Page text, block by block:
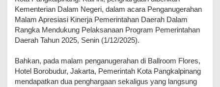
Kementerian Dalam Negeri, dalam acara Penganugerahan
Malam Apresiasi Kinerja Pemerintahan Daerah Dalam
Rangka Mendukung Pelaksanaan Program Pemerintahan
Daerah Tahun 2025, Senin (1/12/2025).
Bahkan, pada malam penganugerahan di Ballroom Flores,
Hotel Borobudur, Jakarta, Pemerintah Kota Pangkalpinang
mendapatkan dua penghargaan sekaligus yang langsung